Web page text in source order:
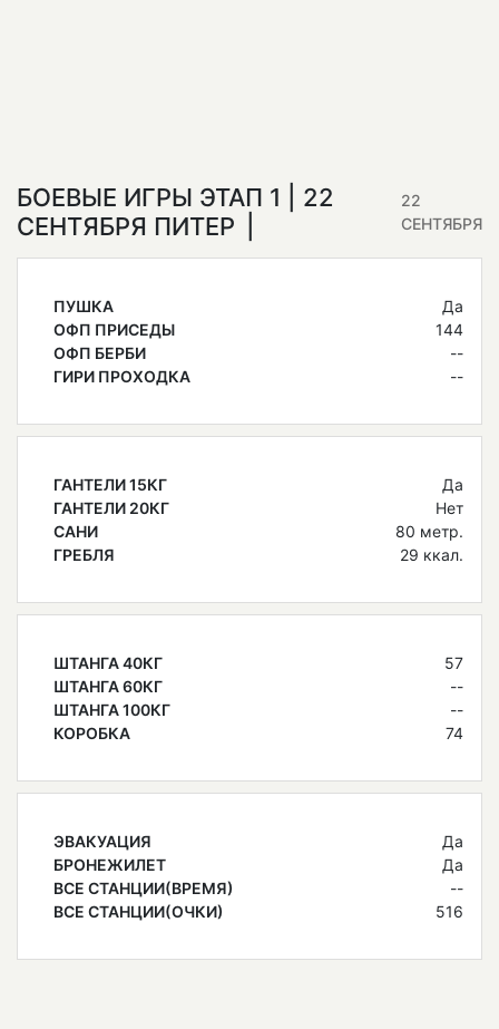
БОЕВЫЕ ИГРЫ ЭТАП 1 | 22
СЕНТЯБРЯ ПИТЕР
22
СЕНТЯБРЯ
ПУШКА
Да
ОФП ПРИСЕДЫ
144
ОФП БЕРБИ
--
ГИРИ ПРОХОДКА
--
ГАНТЕЛИ 15КГ
Да
ГАНТЕЛИ 20КГ
Нет
САНИ
80 метр.
ГРЕБЛЯ
29 ккал.
ШТАНГА 40КГ
57
ШТАНГА 60КГ
--
ШТАНГА 100КГ
--
КОРОБКА
74
ЭВАКУАЦИЯ
Да
БРОНЕЖИЛЕТ
Да
ВСЕ СТАНЦИИ(ВРЕМЯ)
--
ВСЕ СТАНЦИИ(ОЧКИ)
516